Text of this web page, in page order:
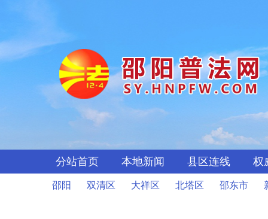
分站首页 本地新闻 县区连线 权
邵阳 双清区 大祥区 北塔区 邵东市